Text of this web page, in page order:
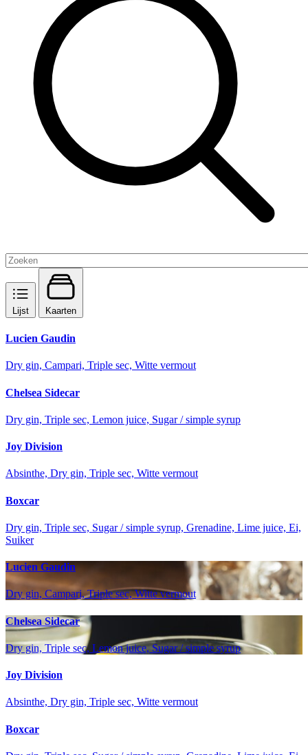
Lijst Kaarten
Lucien Gaudin
Dry gin, Campari, Triple sec, Witte vermout
Chelsea Sidecar
Dry gin, Triple sec, Lemon juice, Sugar / simple syrup
Joy Division
Absinthe, Dry gin, Triple sec, Witte vermout
Boxcar
Dry gin, Triple sec, Sugar / simple syrup, Grenadine, Lime juice, Ei,
Suiker
Lucien Gaudin
Dry gin, Campari, Triple sec, Witte vermout
Chelsea Sidecar
Dry gin, Triple sec, Lemon juice, Sugar / simple syrup
Joy Division
Absinthe, Dry gin, Triple sec, Witte vermout
Boxcar